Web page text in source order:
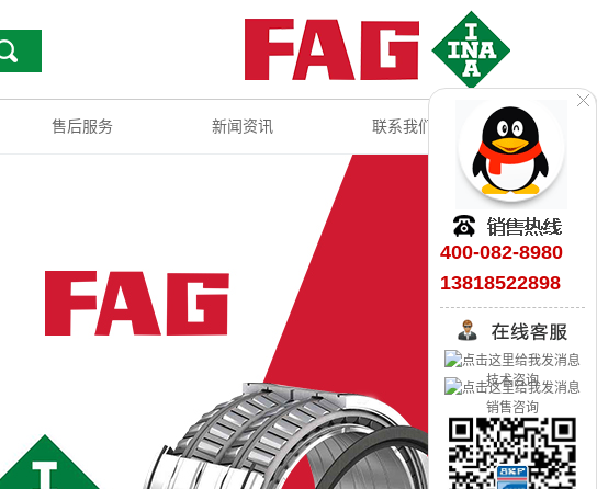
售后服务 新闻资讯 联系我们
400-082-8980
13818522898
技术咨询
销售咨询